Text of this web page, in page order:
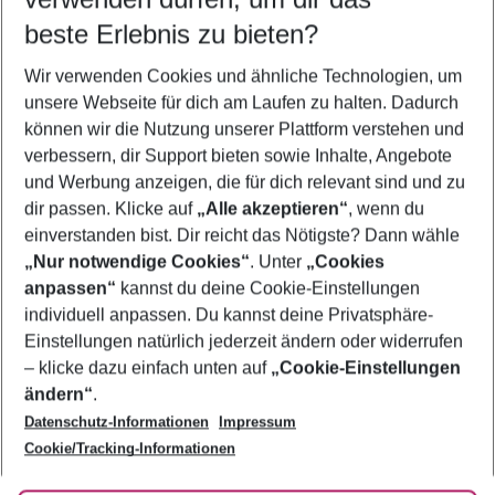
5-8 Nächte
2 Erwachsene Keine Kinder
Mehr Filter anzeigen
Footer
Footer navigation
Über uns
AGB
Bestpreisgarantie
Cookie-Einstellungen ändern
Cookie-Richtlinie
Agenturbetreuung
Barrierefreies Reisen
Folge uns
beste Erlebnis zu bieten?
Wir verwenden Cookies und ähnliche Technologien, um
unsere Webseite für dich am Laufen zu halten. Dadurch
können wir die Nutzung unserer Plattform verstehen und
verbessern, dir Support bieten sowie Inhalte, Angebote
und Werbung anzeigen, die für dich relevant sind und zu
dir passen. Klicke auf „Alle akzeptieren“, wenn du
einverstanden bist. Dir reicht das Nötigste? Dann wähle
„Nur notwendige Cookies“. Unter „Cookies
anpassen“ kannst du deine Cookie-Einstellungen
individuell anpassen. Du kannst deine Privatsphäre-
Einstellungen natürlich jederzeit ändern oder widerrufen
– klicke dazu einfach unten auf „Cookie-Einstellungen
ändern“.
Datenschutz-Informationen
Impressum
Cookie/Tracking-Informationen